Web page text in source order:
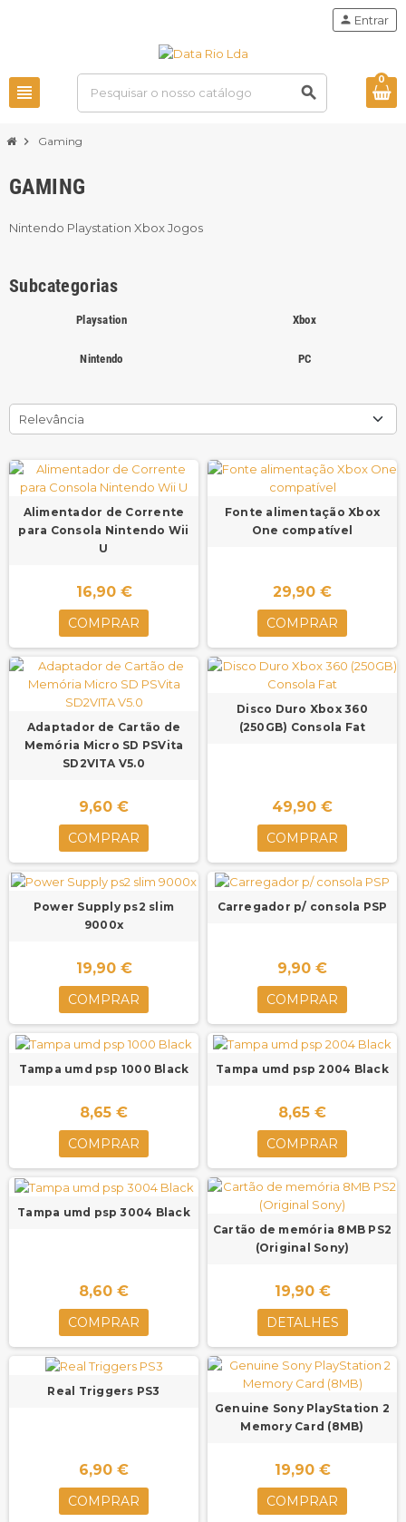
view_headline search
person Entrar
0
chevron_right Gaming
GAMING
Nintendo Playstation Xbox Jogos
Subcategorias
Playsation Xbox
Nintendo PC
Relevância
Alimentador de Corrente
para Consola Nintendo Wii
U
16,90 €
COMPRAR
Fonte alimentação Xbox
One compatível
29,90 €
COMPRAR
Adaptador de Cartão de
Memória Micro SD PSVita
SD2VITA V5.0
9,60 €
COMPRAR
Disco Duro Xbox 360
(250GB) Consola Fat
49,90 €
COMPRAR
Power Supply ps2 slim
9000x
19,90 €
COMPRAR
Carregador p/ consola PSP
9,90 €
COMPRAR
Tampa umd psp 1000 Black
8,65 €
COMPRAR
Tampa umd psp 2004 Black
8,65 €
COMPRAR
Tampa umd psp 3004 Black
8,60 €
COMPRAR
Cartão de memória 8MB PS2
(Original Sony)
19,90 €
DETALHES
Real Triggers PS3
6,90 €
COMPRAR
Genuine Sony PlayStation 2
Memory Card (8MB)
19,90 €
COMPRAR